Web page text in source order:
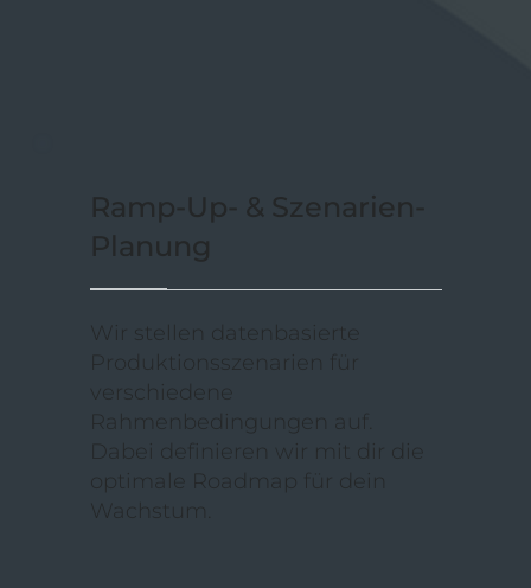
Ramp‑Up‑ & Szenarien-
Planung
Wir stellen datenbasierte
Produktionsszenarien für
verschiedene
Rahmenbedingungen auf.
Dabei definieren wir mit dir die
optimale Roadmap für dein
Wachstum.